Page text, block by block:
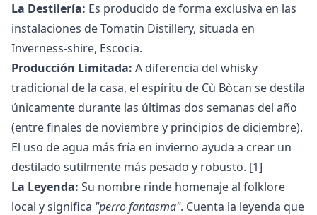
La Destilería: Es producido de forma exclusiva en las
instalaciones de Tomatin Distillery, situada en
Inverness-shire, Escocia.
Producción Limitada: A diferencia del whisky
tradicional de la casa, el espíritu de Cù Bòcan se destila
únicamente durante las últimas dos semanas del año
(entre finales de noviembre y principios de diciembre).
El uso de agua más fría en invierno ayuda a crear un
destilado sutilmente más pesado y robusto. [1]
La Leyenda: Su nombre rinde homenaje al folklore
local y significa "perro fantasma". Cuenta la leyenda que